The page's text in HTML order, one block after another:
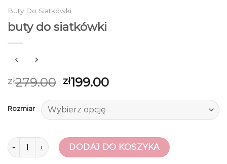
Buty Do Siatkówki
buty do siatkówki
zł279.00 zł199.00
Rozmiar
ilość buty do siatkówkiDODAJ DO KOSZYKA